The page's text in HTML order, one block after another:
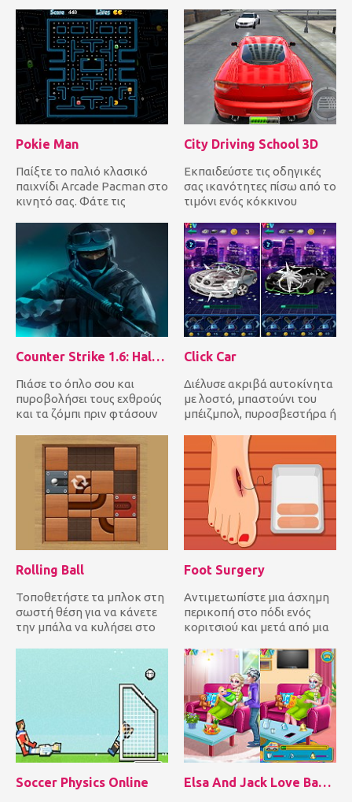
συλλέγοντας διαμάν...
Pokie Man
Παίξτε το παλιό κλασικό
παιχνίδι Arcade Pacman στο
κινητό σας. Φάτε τις
τους ε...
City Driving School 3D
Εκπαιδεύστε τις οδηγικές
σας ικανότητες πίσω από το
τιμόνι ενός κόκκινου
πο...
Counter Strike 1.6: Half Life Mod
Πιάσε το όπλο σου και
πυροβολήσει τους εχθρούς
και τα ζόμπι πριν φτάσουν
έχετε...
Click Car
Διέλυσε ακριβά αυτοκίνητα
με λοστό, μπαστούνι του
μπέιζμπολ, πυροσβεστήρα ή
Rolling Ball
Τοποθετήστε τα μπλοκ στη
σωστή θέση για να κάνετε
την μπάλα να κυλήσει στο
Foot Surgery
Αντιμετωπίστε μια άσχημη
περικοπή στο πόδι ενός
κοριτσιού και μετά από μια
θεραπεύεται...
Soccer Physics Online Elsa And Jack Love Baby Birth